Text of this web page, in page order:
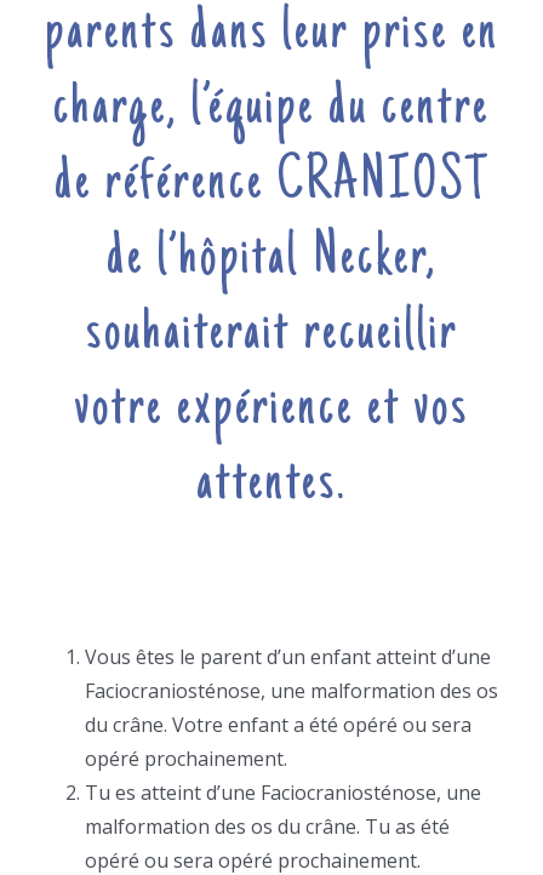
parents dans leur prise en
charge, l’équipe du centre
de référence CRANIOST
de l’hôpital Necker,
souhaiterait recueillir
votre expérience et vos
attentes.
Vous êtes le parent d’un enfant atteint d’une
Faciocraniosténose, une malformation des os
du crâne. Votre enfant a été opéré ou sera
opéré prochainement.
Tu es atteint d’une Faciocraniosténose, une
malformation des os du crâne. Tu as été
opéré ou sera opéré prochainement.